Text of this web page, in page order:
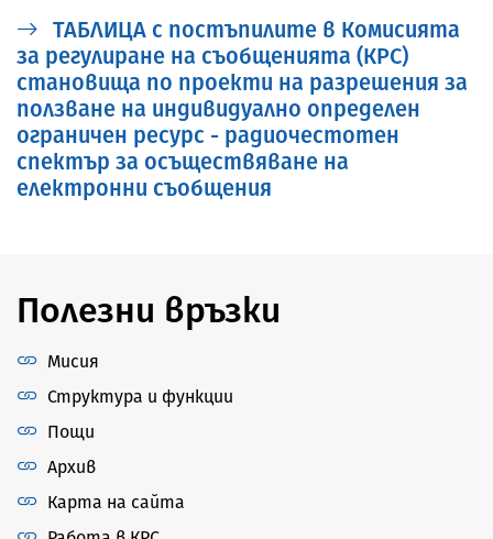
ТАБЛИЦА с постъпилите в Комисията
за регулиране на съобщенията (КРС)
становища по проекти на разрешения за
ползване на индивидуално определен
ограничен ресурс - радиочестотен
спектър за осъществяване на
електронни съобщения
Полезни връзки
Мисия
Структура и функции
Пощи
Архив
Карта на сайта